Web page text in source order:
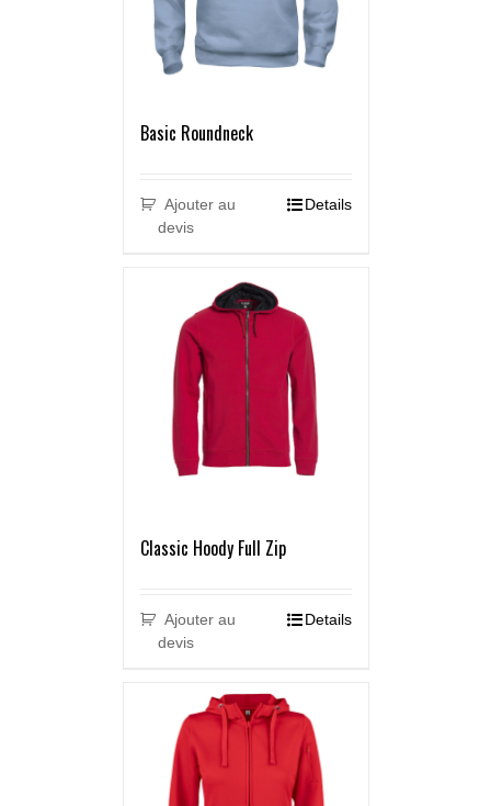
Basic Roundneck
Ajouter au
devis
Details
Classic Hoody Full Zip
Ajouter au
devis
Details